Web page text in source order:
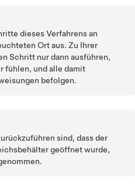
dieses Verfahrens an
Ort aus. Zu Ihrer
Schritt nur dann ausführen,
fühlen, und alle damit
befolgen.
sind, dass der
geöffnet wurde,